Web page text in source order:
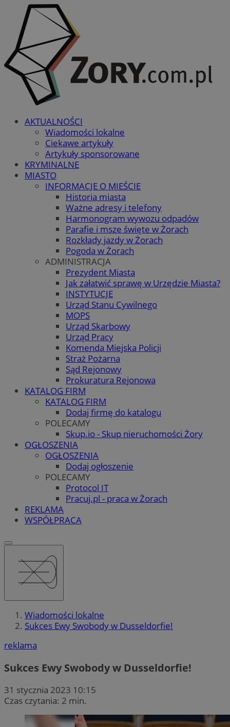
AKTUALNOŚCI
Wiadomości lokalne
Ciekawe artykuły
Artykuły sponsorowane
KRYMINALNE
MIASTO
INFORMACJE O MIEŚCIE
Historia miasta
Ważne adresy i telefony
Harmonogram wywozu odpadów
Parafie i msze święte w Żorach
Rozkłady jazdy w Żorach
Pogoda w Żorach
ADMINISTRACJA
Prezydent Miasta
Jak załatwić sprawę w Urzędzie Miasta?
INSTYTUCJE
Urząd Stanu Cywilnego
MOPS
Urząd Skarbowy
Urząd Pracy
Komenda Miejska Policji
Straż Pożarna
Sąd Rejonowy
Prokuratura Rejonowa
KATALOG FIRM
KATALOG FIRM
Dodaj firmę do katalogu
POLECAMY
Skup.io - Skup nieruchomości Żory
OGŁOSZENIA
OGŁOSZENIA
Dodaj ogłoszenie
POLECAMY
Protocol IT
Pracuj.pl - praca w Żorach
REKLAMA
WSPÓŁPRACA
Wiadomości lokalne
Sukces Ewy Swobody w Dusseldorfie!
reklama
Sukces Ewy Swobody w Dusseldorfie!
31 stycznia 2023 10:15
Czas czytania: 2 min.